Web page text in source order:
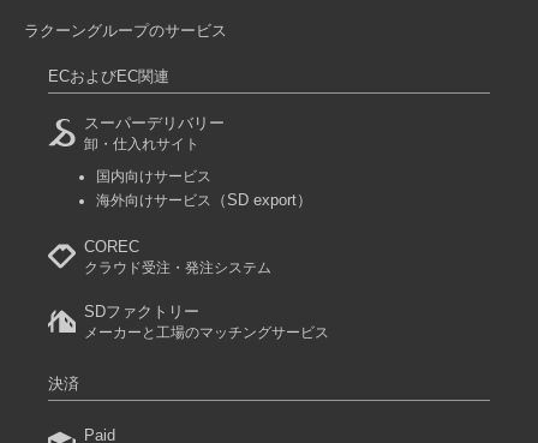
ラクーングループのサービス
ECおよびEC関連
スーパーデリバリー
卸・仕入れサイト
国内向けサービス
海外向けサービス
（SD export）
COREC
クラウド受注・発注システム
SDファクトリー
メーカーと工場のマッチングサービス
決済
Paid